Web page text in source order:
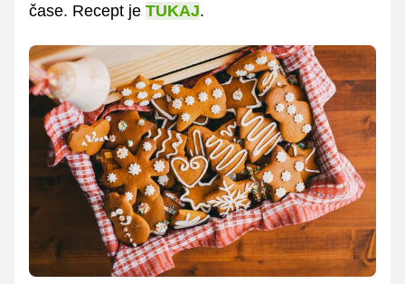
čase. Recept je TUKAJ.